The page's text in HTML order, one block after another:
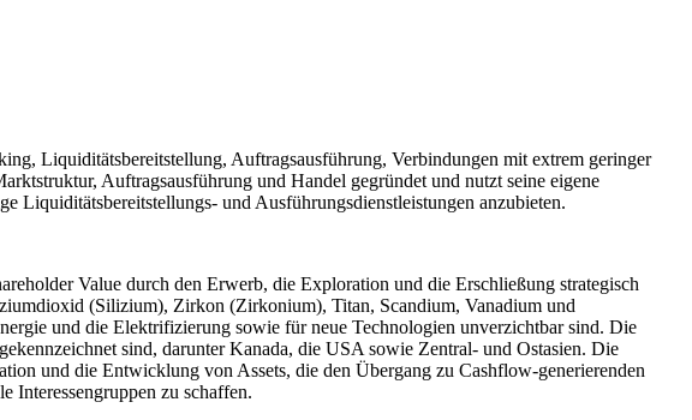
Liquiditätsbereitstellung, Auftragsausführung, Verbindungen mit extrem geringer
Auftragsausführung und Handel gegründet und nutzt seine eigene
Liquiditätsbereitstellungs- und Ausführungsdienstleistungen anzubieten.
Value durch den Erwerb, die Exploration und die Erschließung strategisch
(Silizium), Zirkon (Zirkonium), Titan, Scandium, Vanadium und
und die Elektrifizierung sowie für neue Technologien unverzichtbar sind. Die
sind, darunter Kanada, die USA sowie Zentral- und Ostasien. Die
und die Entwicklung von Assets, die den Übergang zu Cashflow-generierenden
Interessengruppen zu schaffen.